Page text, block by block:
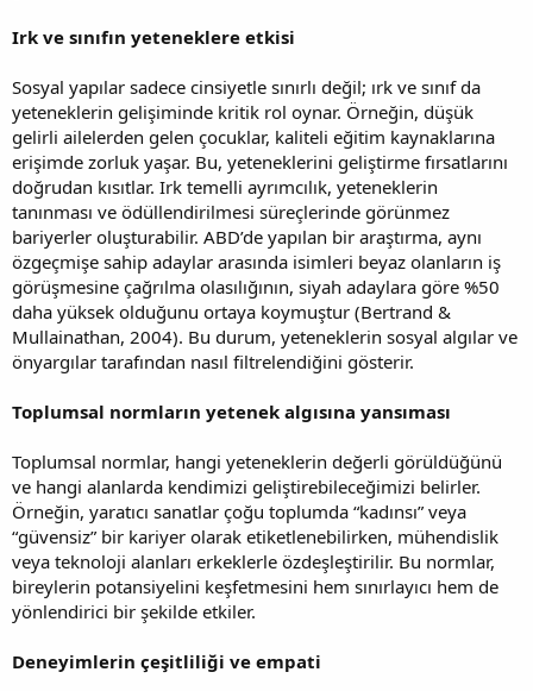
Irk ve sınıfın yeteneklere etkisi
Sosyal yapılar sadece cinsiyetle sınırlı değil; ırk ve sınıf da
yeteneklerin gelişiminde kritik rol oynar. Örneğin, düşük
gelirli ailelerden gelen çocuklar, kaliteli eğitim kaynaklarına
erişimde zorluk yaşar. Bu, yeteneklerini geliştirme fırsatlarını
doğrudan kısıtlar. Irk temelli ayrımcılık, yeteneklerin
tanınması ve ödüllendirilmesi süreçlerinde görünmez
bariyerler oluşturabilir. ABD’de yapılan bir araştırma, aynı
özgeçmişe sahip adaylar arasında isimleri beyaz olanların iş
görüşmesine çağrılma olasılığının, siyah adaylara göre %50
daha yüksek olduğunu ortaya koymuştur (Bertrand &
Mullainathan, 2004). Bu durum, yeteneklerin sosyal algılar ve
önyargılar tarafından nasıl filtrelendiğini gösterir.
Toplumsal normların yetenek algısına yansıması
Toplumsal normlar, hangi yeteneklerin değerli görüldüğünü
ve hangi alanlarda kendimizi geliştirebileceğimizi belirler.
Örneğin, yaratıcı sanatlar çoğu toplumda “kadınsı” veya
“güvensiz” bir kariyer olarak etiketlenebilirken, mühendislik
veya teknoloji alanları erkeklerle özdeşleştirilir. Bu normlar,
bireylerin potansiyelini keşfetmesini hem sınırlayıcı hem de
yönlendirici bir şekilde etkiler.
Deneyimlerin çeşitliliği ve empati